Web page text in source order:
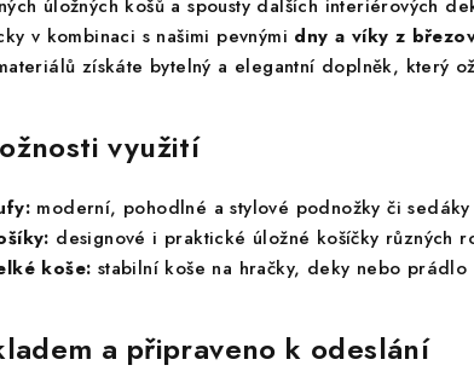
úložných košů a spousty dalších interiérových
v kombinaci s našimi pevnými dny a víky z
získáte bytelný a elegantní doplněk, který
využití
moderní, pohodlné a stylové podnožky či sedáky
designové i praktické úložné košíčky různých
koše: stabilní koše na hračky, deky nebo prádlo
a připraveno k odeslání